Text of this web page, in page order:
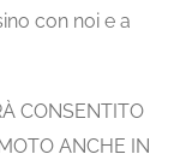
con noi e a
CONSENTITO
ANCHE IN